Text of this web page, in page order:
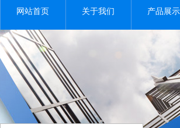
网站首页 关于我们 产品展示